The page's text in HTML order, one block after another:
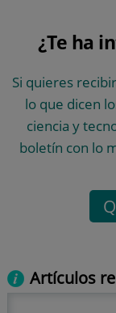
¿Te ha
Si quieres
lo que dicen
ciencia y
boletín con lo
Artículos